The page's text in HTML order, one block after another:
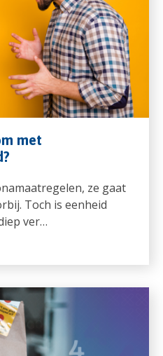
met
ze gaat
Toch is eenheid
ver…